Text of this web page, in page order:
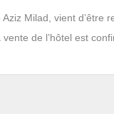
Milad, vient d’être
de l’hôtel est